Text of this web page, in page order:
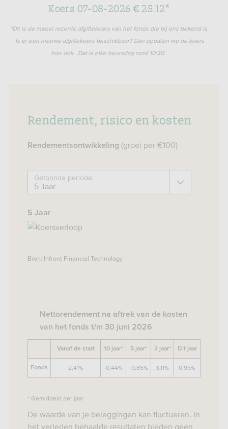
Koers 07-08-2026 € 25.12*
*Dit is de meest recente afgiftekoers van het fonds die bij ons bekend is.
Is er een nieuwe afgiftekoers beschikbaar? Dan updaten we de koers
hier ook. Dat is elke beursdag rond 10:30.
Rendement, risico en kosten
Rendementsontwikkeling (groei per €100)
Getoonde periode:
5 Jaar
Bron: Infront Financial Technology
Nettorendement na aftrek van de kosten
van het fonds t/m 30 juni 2026
Vanaf de start 10 jaar* 5 jaar* 3 jaar* Dit jaar
Fonds 2,41% -0,44% -0,85% 3,11% 0,95%
* Gemiddeld per jaar
De waarde van je beleggingen kan fluctueren. In
het verleden behaalde resultaten bieden geen